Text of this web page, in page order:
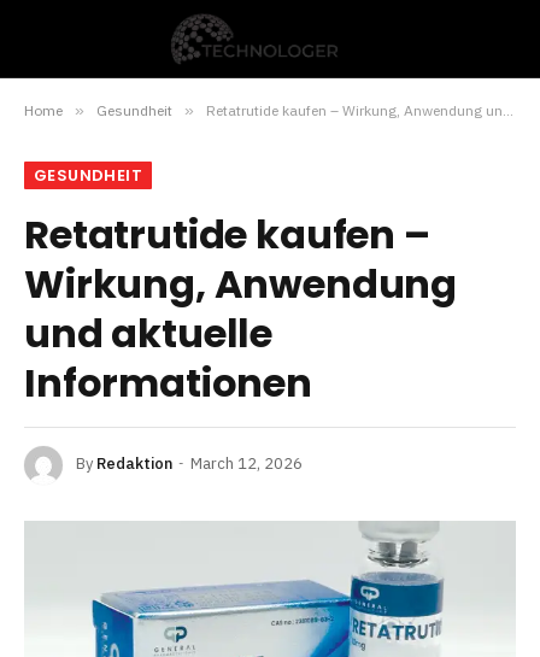
Home » Gesundheit » Retatrutide kaufen – Wirkung, Anwendung und aktuelle Informationen
GESUNDHEIT
Retatrutide kaufen –
Wirkung, Anwendung
und aktuelle
Informationen
By Redaktion March 12, 2026